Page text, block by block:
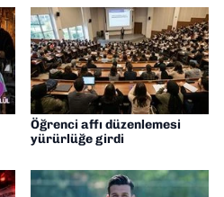
Öğrenci affı düzenlemesi
yürürlüğe girdi